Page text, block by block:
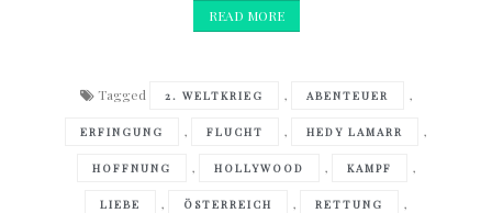
READ MORE
Tagged 2. WELTKRIEG , ABENTEUER ,
ERFINGUNG , FLUCHT , HEDY LAMARR ,
HOFFNUNG , HOLLYWOOD , KAMPF ,
LIEBE , ÖSTERREICH , RETTUNG ,